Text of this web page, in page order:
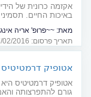
אקזמה כרונית של
באיכות החיים.
מאת: ~~פרופ' אריה אינגבר~~-
תאריך פרסום: 07/02/2016
אטופיק
אטופיק דרמטיטיס
גורם להתפרצותה